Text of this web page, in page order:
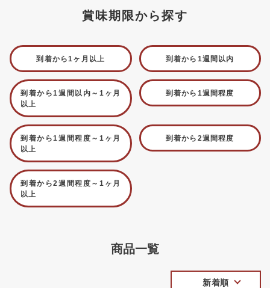
賞味期限から探す
到着から1ヶ月以上 到着から1週間以内
到着から1週間以内～1ヶ月
以上
到着から1週間程度
到着から1週間程度～1ヶ月
以上
到着から2週間程度
到着から2週間程度～1ヶ月
以上
商品一覧
新着順